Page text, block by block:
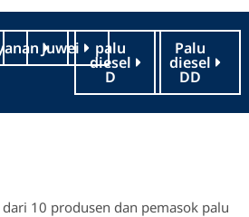
i
a
a
m
Juwei palu
diesel
D
Palu
diesel
DD
dari 10 produsen dan pemasok palu